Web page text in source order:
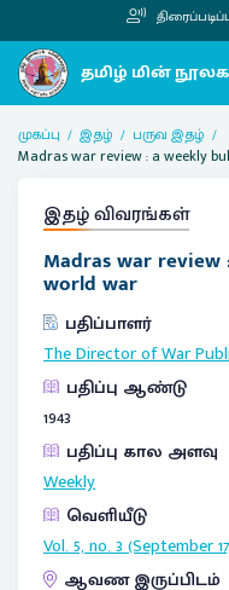
முகப்பு இதழ்
பருவ இதழ்
Madras war review : a weekly
இதழ் விவரங்கள்
Madras war
world war
பதிப்பாளர்
The Director of War
பதிப்பு ஆண்டு
1943
பதிப்பு கால அளவு
Weekly
வெளியீடு
Vol. 5, no. 3 (September
ஆவண இருப்பிடம்